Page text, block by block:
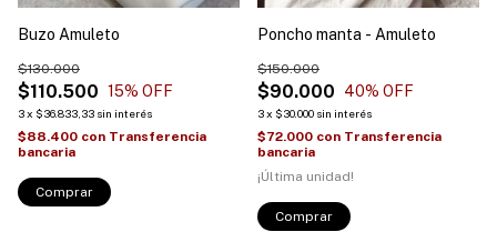
Buzo Amuleto
$110.500
$130.000
15% OFF
3x $36.833,33 sin interés
$88.400 con Transferencia
bancaria
Comprar
Poncho manta - Amuleto
$90.000
$150.000
40% OFF
3x $30.000 sin interés
$72.000 con Transferencia
bancaria
¡Última unidad!
Comprar